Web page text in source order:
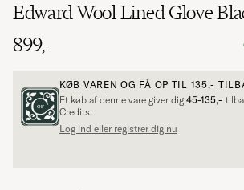
Edward Wool Lined Glove
899,-
KØB VAREN OG FÅ OP TIL 135,-
Et køb af denne vare giver dig 45-135,-
Credits.
Log ind eller registrer dig nu